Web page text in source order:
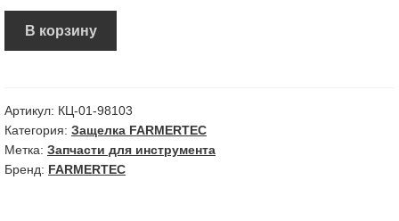
В корзину
Артикул: КЦ-01-98103
Категория: Защелка FARMERTEC
Метка: Запчасти для инструмента
Бренд: FARMERTEC